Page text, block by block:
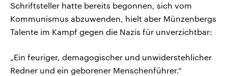
Schriftsteller hatte bereits begonnen, sich vom
Kommunismus abzuwenden, hielt aber Münzenbergs
Talente im Kampf gegen die Nazis für unverzichtbar:
„Ein feuriger, demagogischer und unwiderstehlicher
Redner und ein geborener Menschenführer.“